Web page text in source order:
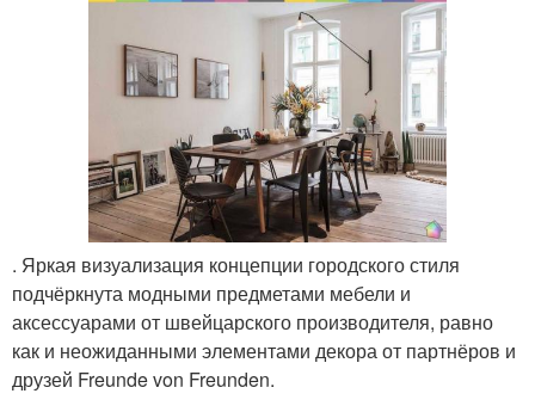
. Яркая визуализация концепции городского стиля
подчёркнута модными предметами мебели и
аксессуарами от швейцарского производителя, равно
как и неожиданными элементами декора от партнёров и
друзей Freunde von Freunden.